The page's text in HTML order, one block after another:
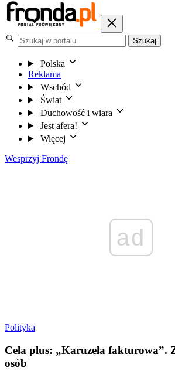
Szukaj
Polska
Reklama
Wschód
Świat
Duchowość i wiara
Jest afera!
Więcej
Wesprzyj Frondę
ad
Polityka
Cela plus: „Karuzela fakturowa”.
osób